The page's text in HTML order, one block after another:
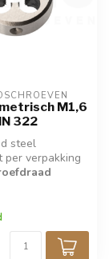
M1,6
322
steel
per verpakking